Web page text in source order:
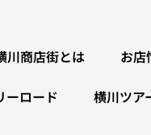
川商店街とは お店
ーロード 横川ツア